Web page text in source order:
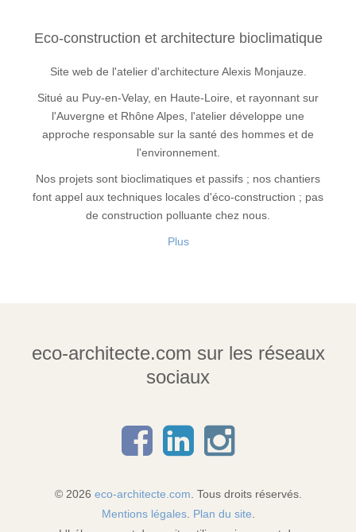
Eco-construction et architecture bioclimatique
Site web de l'atelier d'architecture Alexis Monjauze.
Situé au Puy-en-Velay, en Haute-Loire, et rayonnant sur
l'Auvergne et Rhône Alpes, l'atelier développe une
approche responsable sur la santé des hommes et de
l'environnement.
Nos projets sont bioclimatiques et passifs ; nos chantiers
font appel aux techniques locales d'éco-construction ; pas
de construction polluante chez nous.
Plus
eco-architecte.com sur les réseaux
sociaux
© 2026 eco-architecte.com . Tous droits réservés.
Mentions légales. Plan du site